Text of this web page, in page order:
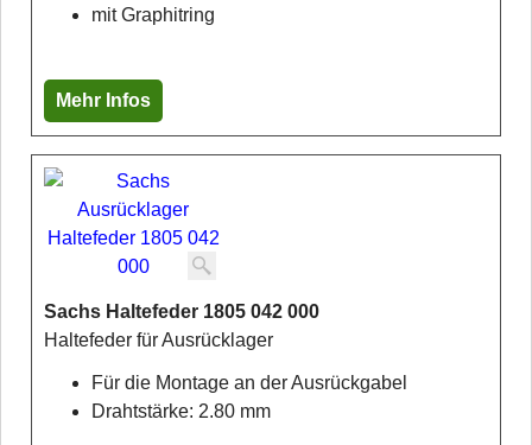
mit Graphitring
Mehr Infos
Sachs Haltefeder 1805 042 000
Haltefeder für Ausrücklager
Für die Montage an der Ausrückgabel
Drahtstärke: 2.80 mm